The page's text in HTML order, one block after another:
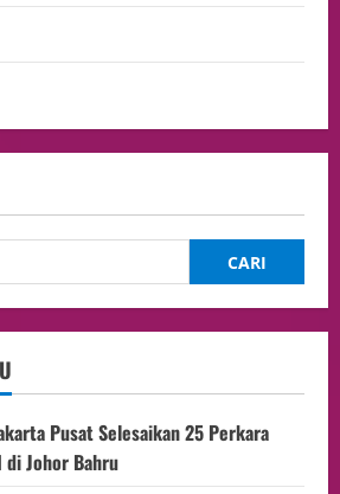
Pusat Selesaikan 25 Perkara
di Johor Bahru